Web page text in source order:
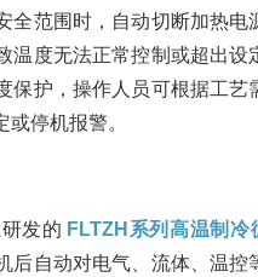
全范围时，自动切断加热
温度无法正常控制或超出
保护，操作人员可根据工
停机报警。
发的 FLTZH系列高温制冷
后自动对电气、流体、温